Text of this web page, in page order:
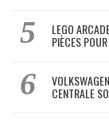
LEGO
PIÈCES
CENTRALE